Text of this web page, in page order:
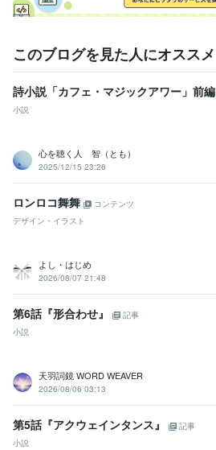
このブログを見た人にオススメ
詩小説「カフェ・マジックアワー」前編
小説
心を聴く人 智（とも）
2025/12/15 23:26
ロンロコ舞舞
コンテンツ
デザイン・イラスト
よし・はじめ
2026/08/07 21:48
第6話『形合わせ』
記事
小説
天羽詞鏡 WORD WEAVER
2026/08/06 03:13
第5話『アクウェインタンス』
記事
小説